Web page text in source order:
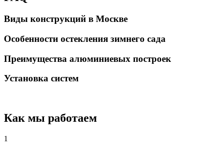
Виды конструкций в Москве
Особенности остекления зимнего сада
Преимущества алюминиевых построек
Установка систем
Как мы работаем
1